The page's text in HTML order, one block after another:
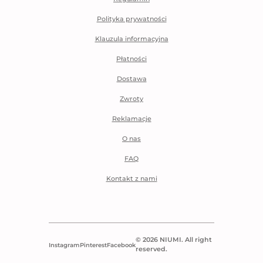
Polityka prywatności
Klauzula informacyjna
Płatności
Dostawa
Zwroty
Reklamacje
O nas
FAQ
Kontakt z nami
InstagramPinterestFacebook
© 2026 NIUMI. All right
reserved.